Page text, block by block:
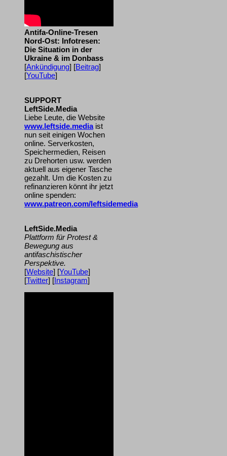
Antifa-Online-Tresen
Nord-Ost: Infotresen:
Die Situation in der
Ukraine & im Donbass
[Ankündigung] [Beitrag]
[YouTube]
SUPPORT
LeftSide.Media
Liebe Leute, die Website
www.leftside.mediaist
nun seit einigen Wochen
online. Serverkosten,
Speichermedien, Reisen
zu Drehorten usw. werden
aktuell aus eigener Tasche
gezahlt. Um die Kosten zu
refinanzieren könnt ihr jetzt
online spenden:
www.patreon.com/leftsidemedia
LeftSide.Media
Plattform für Protest &
Bewegung aus
antifaschistischer
Perspektive.
[Website] [YouTube]
[Twitter] [Instagram]